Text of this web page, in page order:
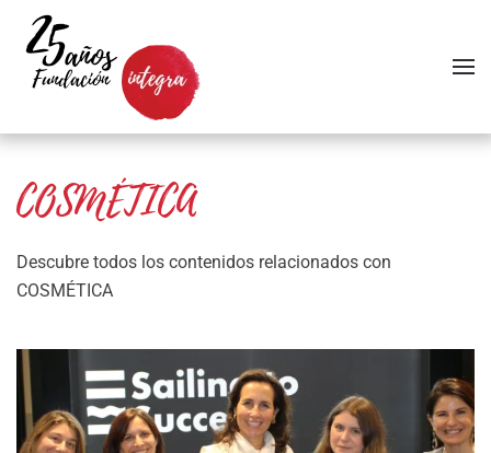
Skip to main content
COSMÉTICA
Descubre todos los contenidos relacionados con
COSMÉTICA